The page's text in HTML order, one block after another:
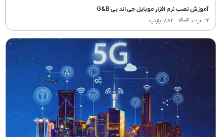
آموزش نصب نرم افزار موبایل جی اند بی G&B
۲۲ مرداد ۱۴۰۴ ۱۸۸۲ بازدید